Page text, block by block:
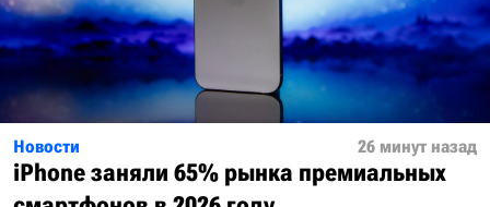
Новости 26 минут назад
iPhone заняли 65% рынка премиальных